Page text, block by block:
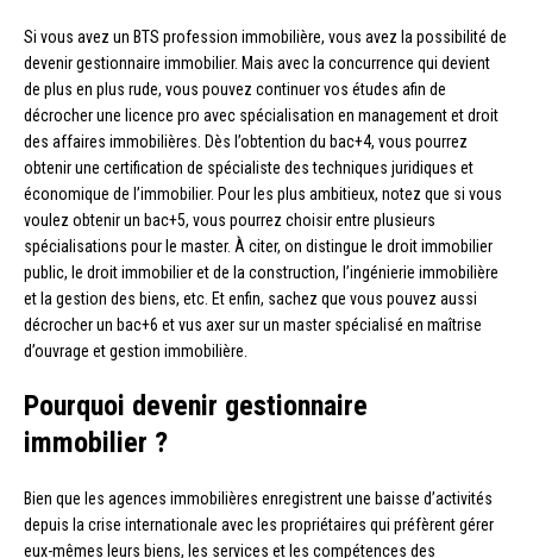
Si vous avez un BTS profession immobilière, vous avez la possibilité de
devenir gestionnaire immobilier. Mais avec la concurrence qui devient
de plus en plus rude, vous pouvez continuer vos études afin de
décrocher une licence pro avec spécialisation en management et droit
des affaires immobilières. Dès l’obtention du bac+4, vous pourrez
obtenir une certification de spécialiste des techniques juridiques et
économique de l’immobilier. Pour les plus ambitieux, notez que si vous
voulez obtenir un bac+5, vous pourrez choisir entre plusieurs
spécialisations pour le master. À citer, on distingue le droit immobilier
public, le droit immobilier et de la construction, l’ingénierie immobilière
et la gestion des biens, etc. Et enfin, sachez que vous pouvez aussi
décrocher un bac+6 et vus axer sur un master spécialisé en maîtrise
d’ouvrage et gestion immobilière.
Pourquoi devenir gestionnaire
immobilier ?
Bien que les agences immobilières enregistrent une baisse d’activités
depuis la crise internationale avec les propriétaires qui préfèrent gérer
eux-mêmes leurs biens, les services et les compétences des